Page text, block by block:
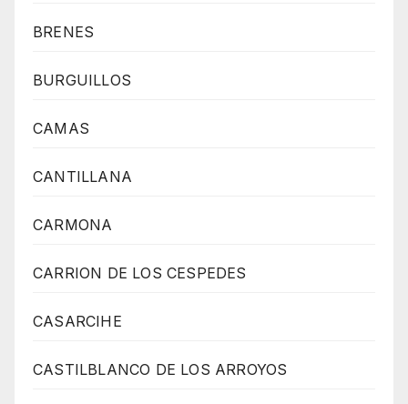
BRENES
BURGUILLOS
CAMAS
CANTILLANA
CARMONA
CARRION DE LOS CESPEDES
CASARCIHE
CASTILBLANCO DE LOS ARROYOS